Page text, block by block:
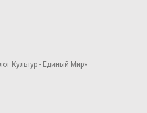
Культур - Единый Мир»